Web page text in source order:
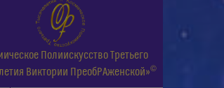
Полиискусство Третьего
Виктории ПреобРАженской»©